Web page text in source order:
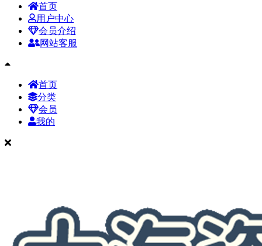
首页
用户中心
会员介绍
网站客服
首页
分类
会员
我的